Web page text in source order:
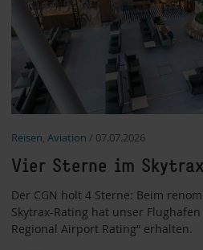
Reisen, Aviation / 07.07.2026
Vier Sterne im
Der CGN holt 4 Sterne: Beim
Skytrax-Rating hat unser
Regional Airport Rating“ erhalten.